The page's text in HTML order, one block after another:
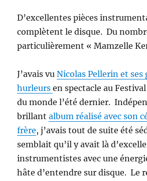
D’excellentes pièces
complètent le disque. Du
particulièrement « Mamzelle
J’avais vuNicolas Pellerin et ses
hurleursen spectacle au
du monde l’été dernier.
brillantalbum réalisé avec son
frère, j’avais tout de suite été
semblait qu’il y avait là
instrumentistes avec une
hâte d’entendre sur disque. Le